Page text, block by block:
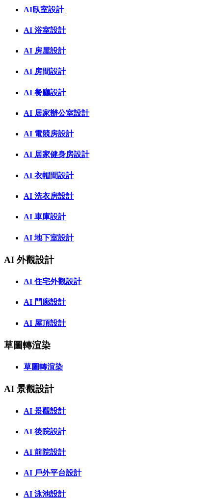
AI臥室設計
AI 浴室設計
AI 房屋設計
AI 房間設計
AI 餐廳設計
AI 居家辦公室設計
AI 電競房設計
AI 居家健身房設計
AI 衣帽間設計
AI 洗衣房設計
AI 車庫設計
AI 地下室設計
AI 外觀設計
AI 住宅外觀設計
AI 門廊設計
AI 屋頂設計
草圖轉渲染
草圖轉渲染
AI 景觀設計
AI 景觀設計
AI 後院設計
AI 前院設計
AI 戶外平台設計
AI 泳池設計